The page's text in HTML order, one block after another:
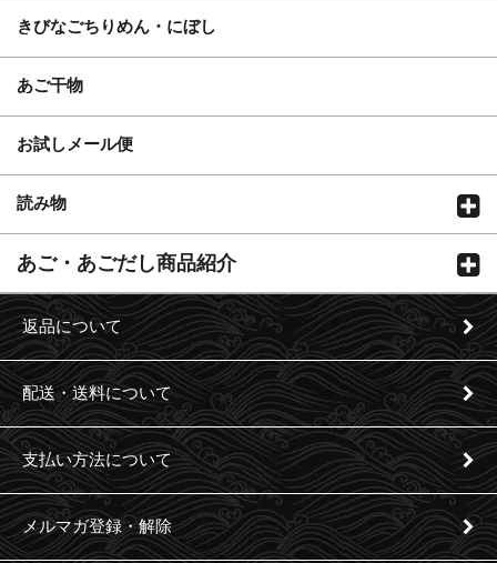
きびなごちりめん・にぼし
あご干物
お試しメール便
読み物
あご・あごだし商品紹介
返品について
配送・送料について
支払い方法について
メルマガ登録・解除